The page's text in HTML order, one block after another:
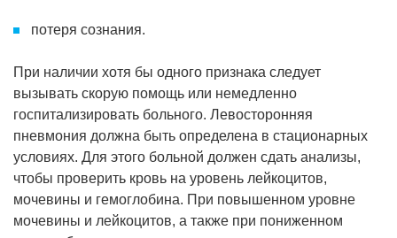
потеря сознания.
При наличии хотя бы одного признака следует
вызывать скорую помощь или немедленно
госпитализировать больного. Левосторонняя
пневмония должна быть определена в стационарных
условиях. Для этого больной должен сдать анализы,
чтобы проверить кровь на уровень лейкоцитов,
мочевины и гемоглобина. При повышенном уровне
мочевины и лейкоцитов, а также при пониженном